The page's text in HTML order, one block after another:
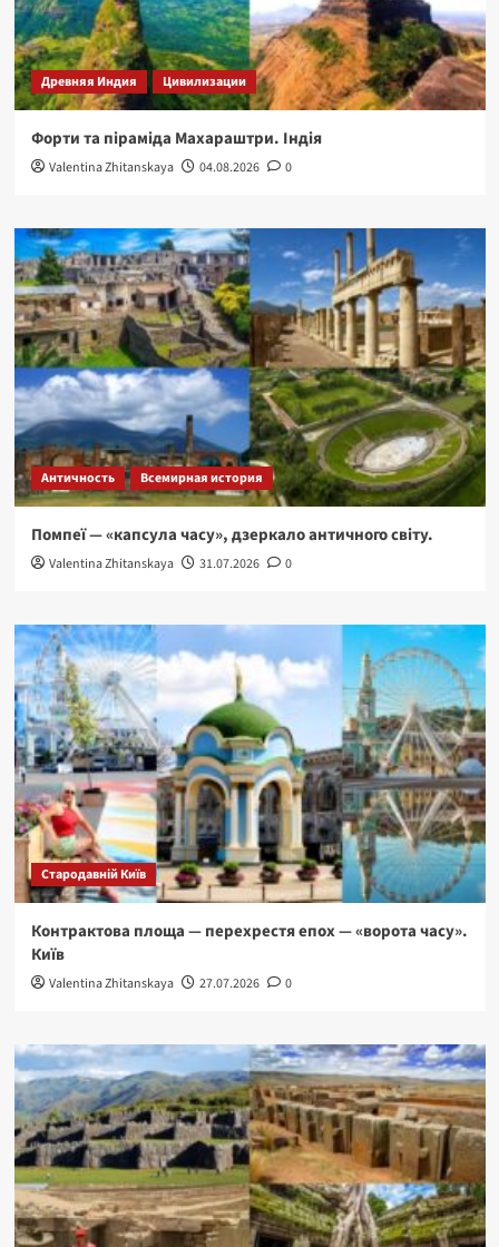
Древняя Индия Цивилизации
Форти та піраміда Махараштри. Індія
Valentina Zhitanskaya 04.08.2026 0
Античность Всемирная история
Помпеї — «капсула часу», дзеркало античного світу.
Valentina Zhitanskaya 31.07.2026 0
Стародавній Київ
Контрактова площа — перехрестя епох — «ворота часу».
Київ
Valentina Zhitanskaya 27.07.2026 0